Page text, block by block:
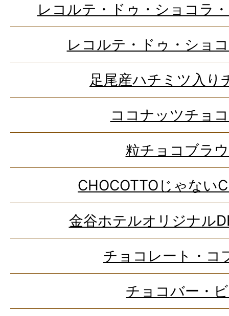
レコルテ・ドゥ・ショコラ
レコルテ・ドゥ・ショ
足尾産ハチミツ入り
ココナッツチョ
粒チョコブラ
CHOCOTTOじゃない
金谷ホテルオリジナル
チョコレート・コ
チョコバー・